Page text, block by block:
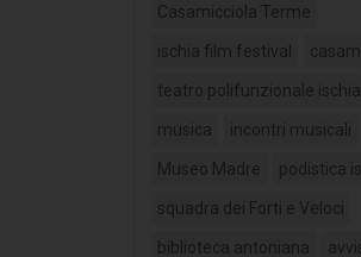
Casamicciola Terme
ischia film festival
teatro polifunzionale ischia
musica incontri musicali
Museo Madre podistica
squadra dei Forti e Veloci
biblioteca antoniana